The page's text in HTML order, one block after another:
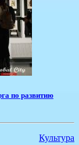
по развитию
Культура